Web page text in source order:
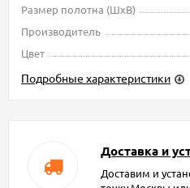
Размер полотна (ШxВ)
Производитель
Цвет
Подробные характеристики
Доставка и
Доставим и